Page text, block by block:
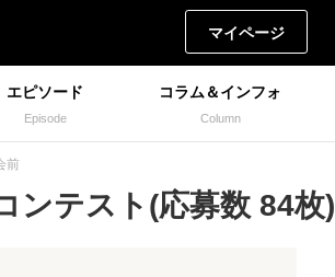
マイページ
エピソード
Episode
コラム＆インフォ
Column
前
ンテスト(応募数 84枚)